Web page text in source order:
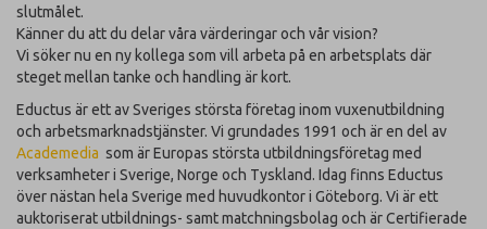
slutmålet.
Känner du att du delar våra värderingar och vår vision?
Vi söker nu en ny kollega som vill arbeta på en arbetsplats där
steget mellan tanke och handling är kort.
Eductus är ett av Sveriges största företag inom vuxenutbildning
och arbetsmarknadstjänster. Vi grundades 1991 och är en del av
Academedia som är Europas största utbildningsföretag med
verksamheter i Sverige, Norge och Tyskland. Idag finns Eductus
över nästan hela Sverige med huvudkontor i Göteborg. Vi är ett
auktoriserat utbildnings- samt matchningsbolag och är Certifierade